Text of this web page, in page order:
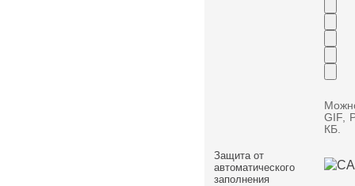
GIF,
КБ.
Защита от
автоматического
заполнения